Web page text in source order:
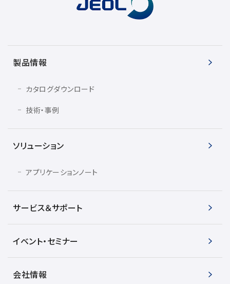
製品情報
カタログダウンロード
技術・事例
ソリューション
アプリケーションノート
サービス＆サポート
イベント・セミナー
会社情報